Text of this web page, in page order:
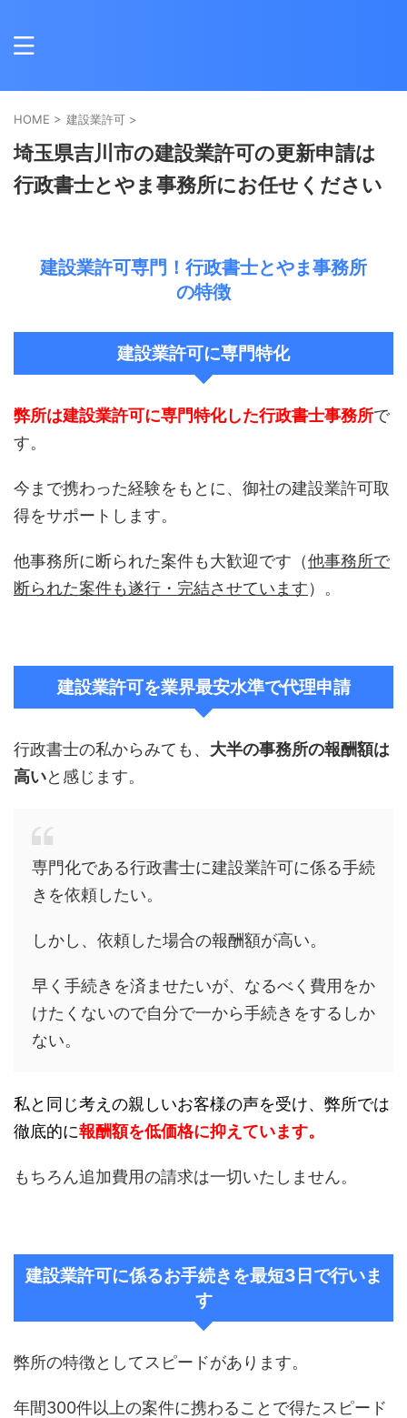
HOME > 建設業許可 >
埼玉県吉川市の建設業許可の更新申請は
行政書士とやま事務所にお任せください
建設業許可専門！行政書士とやま事務所
の特徴
建設業許可に専門特化
弊所は建設業許可に専門特化した行政書士事務所で
す。
今まで携わった経験をもとに、御社の建設業許可取
得をサポートします。
他事務所に断られた案件も大歓迎です（他事務所で
断られた案件も遂行・完結させています）。
建設業許可を業界最安水準で代理申請
行政書士の私からみても、 大半の事務所の報酬額は
高いと感じます。
専門化である行政書士に建設業許可に係る手続
きを依頼したい。
しかし、依頼した場合の報酬額が高い。
早く手続きを済ませたいが、なるべく費用をか
けたくないので自分で一から手続きをするしか
ない。
私と同じ考えの親しいお客様の声を受け、弊所では
徹底的に報酬額を低価格に抑えています。
もちろん追加費用の請求は一切いたしません。
建設業許可に係るお手続きを最短3日で行いま
す
弊所の特徴としてスピードがあります。
年間300件以上の案件に携わることで得たスピード